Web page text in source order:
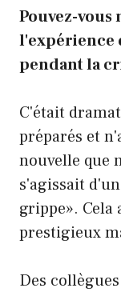
Pouvez-
l'expérience
pendant la
C'était
préparés et
nouvelle que
s'agissait
grippe». Cela
prestigieux
Des